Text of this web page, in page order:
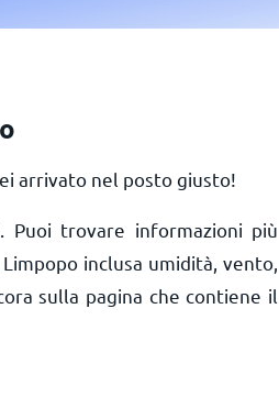
arrivato nel posto giusto!
. Puoi trovare informazioni più
inclusa umidità, vento,
sulla pagina che contiene il